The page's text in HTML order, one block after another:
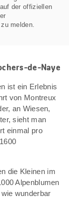
der offiziellen
melden.
de-Naye
ist ein Erlebnis
von Montreux
an Wiesen,
sieht man
einmal pro
die Kleinen im
Alpenblumen
wunderbar